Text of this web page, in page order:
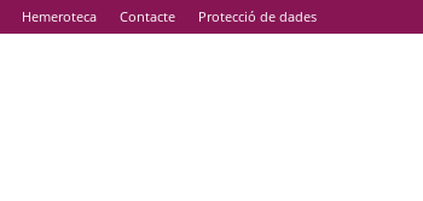
Hemeroteca Contacte Protecció de dades